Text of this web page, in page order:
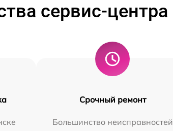
сервис-центра
Срочный ремонт
Большинство неисправностей